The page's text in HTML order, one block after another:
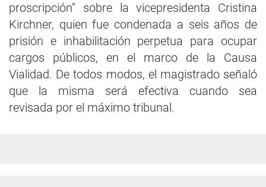
proscripción” sobre la vicepresidenta Cristina
Kirchner, quien fue condenada a seis años de
prisión e inhabilitación perpetua para ocupar
cargos públicos, en el marco de la Causa
Vialidad. De todos modos, el magistrado señaló
que la misma será efectiva cuando sea
revisada por el máximo tribunal.